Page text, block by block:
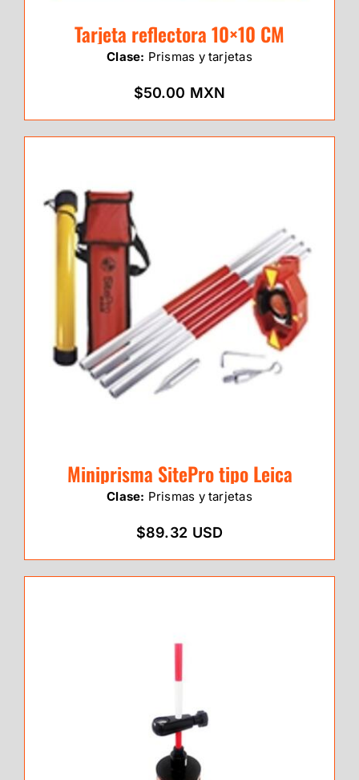
Tarjeta reflectora 10×10 CM
Clase: Prismas y tarjetas
$50.00 MXN
Miniprisma SitePro tipo Leica
Clase: Prismas y tarjetas
$89.32 USD